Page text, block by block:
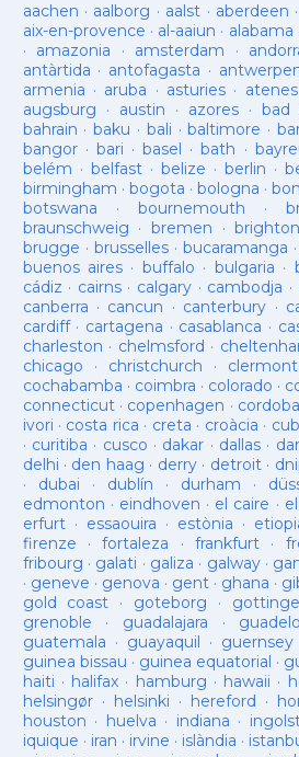
aachen · aalborg · aalst · aberdeen ·
aix-en-provence · al-aaiun · alabama
· amazonia · amsterdam ·
antàrtida · antofagasta ·
armenia · aruba · asturies· atenes
augsburg · austin · azores·bad
bahrain ·baku · bali ·baltimore ·
bangor· bari ·basel ·bath ·
belém · belfast· belize · berlin ·
birmingham · bogota · bologna ·
botswana · bournemouth ·
braunschweig · bremen ·brighton
brugge · brusselles· bucaramanga ·
buenos aires· buffalo · bulgaria ·
cádiz · cairns· calgary · cambodja ·
canberra · cancun · canterbury ·
cardiff· cartagena · casablanca ·
charleston · chelmsford ·
chicago · christchurch ·
cochabamba · coimbra · colorado ·
connecticut· copenhagen · cordoba
ivori · costa rica · creta · croàcia ·
· curitiba · cusco · dakar · dallas ·
delhi · den haag · derry· detroit·
· dubai · dublín · durham ·
edmonton · eindhoven · el caire ·
erfurt· essaouira · estònia ·
firenze ·fortaleza · frankfurt·
fribourg · galati · galiza · galway·
· geneve · genova · gent· ghana ·
gold coast · goteborg ·
grenoble · guadalajara ·
guatemala · guayaquil · guernsey
guinea bissau · guinea equatorial ·
haiti · halifax · hamburg · hawaii ·
helsingør· helsinki · hereford ·
houston · huelva · indiana ·
iquique · iran · irvine · islàndia ·